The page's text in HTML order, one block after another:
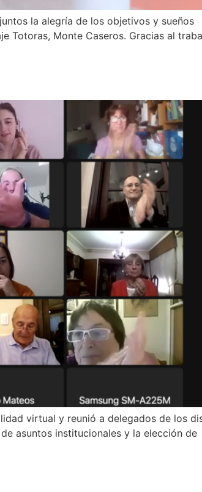
la alegría de los objetivos y sueños
Totoras, Monte Caseros. Gracias al
virtual y reunió a delegados de los
asuntos institucionales y la elección de